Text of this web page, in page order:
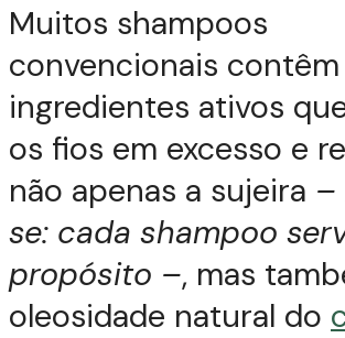
Muitos shampoos
convencionais contêm
ingredientes ativos
os fios em excesso e
não apenas a sujeira –
se: cada shampoo
propósito –, mas
oleosidade natural do